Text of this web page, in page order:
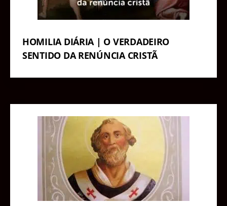
HOMILIA DIÁRIA | O VERDADEIRO
SENTIDO DA RENÚNCIA CRISTÃ